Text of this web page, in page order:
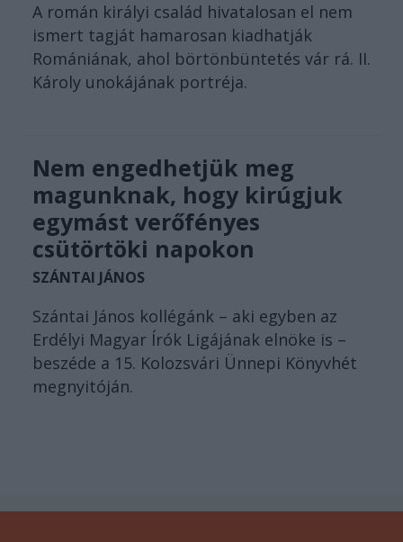
A román királyi család hivatalosan el nem
ismert tagját hamarosan kiadhatják
Romániának, ahol börtönbüntetés vár rá. II.
Károly unokájának portréja.
Nem engedhetjük meg
magunknak, hogy kirúgjuk
egymást verőfényes
csütörtöki napokon
SZÁNTAI JÁNOS
Szántai János kollégánk – aki egyben az
Erdélyi Magyar Írók Ligájának elnöke is –
beszéde a 15. Kolozsvári Ünnepi Könyvhét
megnyitóján.